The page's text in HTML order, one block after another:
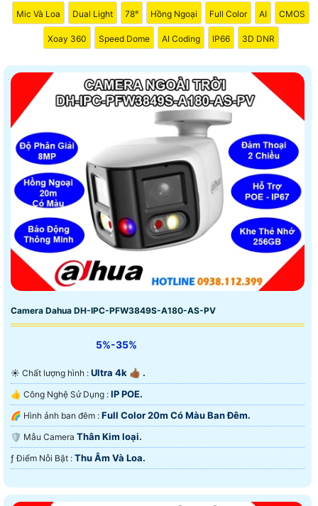
đêm. Đồng thời, camera cũng tích hợp mic, cho phép
giao tiếp một cách tiện lợi và linh hoạt trong việc theo
kiểm tra an ninh.
Mic Và Loa Dual Light 78° Hồng Ngoại Full Color AI CMOS
Xoay 360 Speed Dome AI Coding IP66 3D DNR
Camera Dahua DH-IPC-PFW3849S-A180-AS-PV
5%-35%
☀️ Chất lượng hình : Ultra 4k 👍🏾 .
👍 Công Nghệ Sử Dụng : IP POE.
🌈 Hình ảnh ban đêm : Full Color 20m Có Màu Ban Ðêm.
🛡 Mẫu Camera Thân Kim loại.
️ƒ Điểm Nỗi Bật : Thu Âm Và Loa.